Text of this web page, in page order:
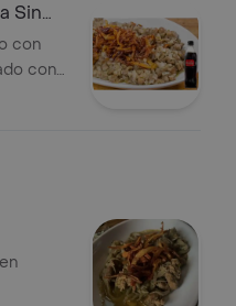
Sin
con
ml.